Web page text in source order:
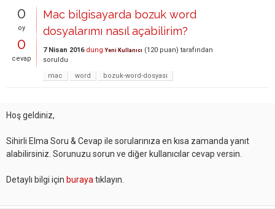
0
oy
0
cevap
Mac bilgisayarda bozuk word
dosyalarımı nasıl açabilirim?
7 Nisan 2016 dung Yeni Kullanıcı (120 puan) tarafından
soruldu
mac
word bozuk-word-dosyası
Hoş geldiniz,
Sihirli Elma Soru & Cevap ile sorularınıza en kısa zamanda yanıt
alabilirsiniz. Sorunuzu sorun ve diğer kullanıcılar cevap versin.
Detaylı bilgi için buraya tıklayın.